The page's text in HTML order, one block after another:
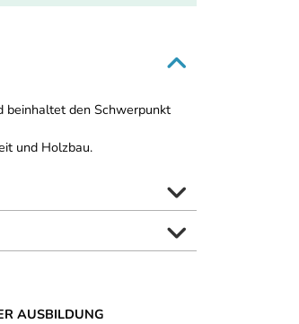
beinhaltet den Schwerpunkt
und Holzbau.
AUSBILDUNG